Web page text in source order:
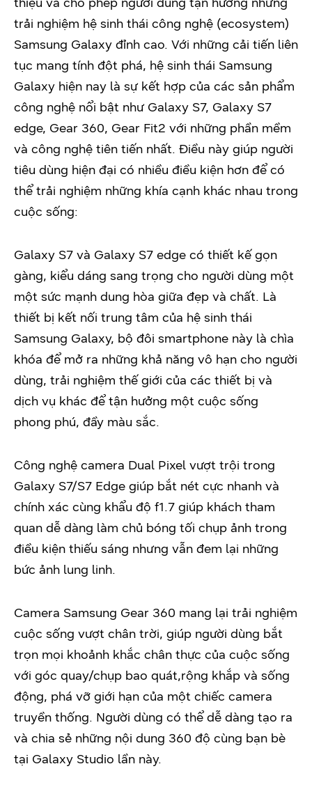
trải nghiệm hệ sinh thái công nghệ (ecosystem)
Samsung Galaxy đỉnh cao. Với những cải tiến liên
tục mang tính đột phá, hệ sinh thái Samsung
Galaxy hiện nay là sự kết hợp của các sản phẩm
công nghệ nổi bật như Galaxy S7, Galaxy S7
edge, Gear 360, Gear Fit2 với những phần mềm
và công nghệ tiên tiến nhất. Điều này giúp người
tiêu dùng hiện đại có nhiều điều kiện hơn để có
thể trải nghiệm những khía cạnh khác nhau trong
cuộc sống:
Galaxy S7 và Galaxy S7 edge có thiết kế gọn
gàng, kiểu dáng sang trọng cho người dùng một
một sức mạnh dung hòa giữa đẹp và chất. Là
thiết bị kết nối trung tâm của hệ sinh thái
Samsung Galaxy, bộ đôi smartphone này là chìa
khóa để mở ra những khả năng vô hạn cho người
dùng, trải nghiệm thế giới của các thiết bị và
dịch vụ khác để tận hưởng một cuộc sống
phong phú, đầy màu sắc.
Công nghệ camera Dual Pixel vượt trội trong
Galaxy S7/S7 Edge giúp bắt nét cực nhanh và
chính xác cùng khẩu độ f1.7 giúp khách tham
quan dễ dàng làm chủ bóng tối chụp ảnh trong
điều kiện thiếu sáng nhưng vẫn đem lại những
bức ảnh lung linh.
Camera Samsung Gear 360 mang lại trải nghiệm
cuộc sống vượt chân trời, giúp người dùng bắt
trọn mọi khoảnh khắc chân thực của cuộc sống
với góc quay/chụp bao quát,rộng khắp và sống
động, phá vỡ giới hạn của một chiếc camera
truyền thống. Người dùng có thể dễ dàng tạo ra
và chia sẻ những nội dung 360 độ cùng bạn bè
tại Galaxy Studio lần này.